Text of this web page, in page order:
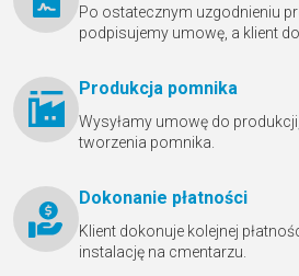
Po ostatecznym uzgodnieniu
podpisujemy umowę, a klient
Produkcja pomnika
Wysyłamy umowę do
tworzenia pomnika.
Dokonanie płatności
Klient dokonuje kolejnej
instalację na cmentarzu.